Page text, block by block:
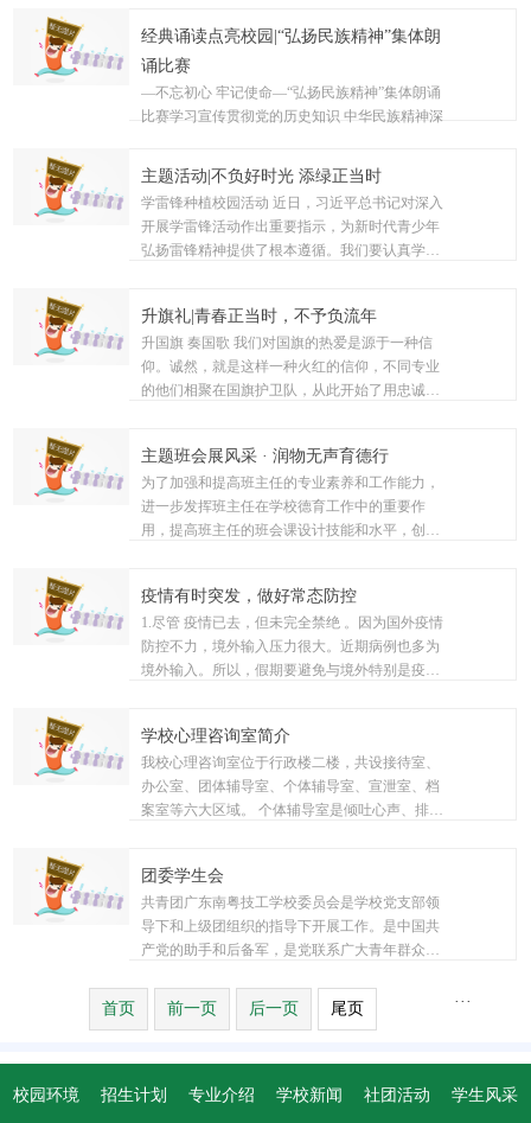
盗窃利用这种盗窃手段实施盗窃的案发地大多在
学生宿舍，作案分子利用门未锁而溜进室内进行
盗窃。在室内有人的情况下，作案分子如果是陌
生人，则会以找人或推销商品等借口来掩盖自己
的...
经典诵读点亮校园|“弘扬民族精神”集体朗
诵比赛
—不忘初心 牢记使命—“弘扬民族精神”集体朗诵
比赛学习宣传贯彻党的历史知识 中华民族精神深
共同生活的精神纽带,是支撑中华民族生存的精神
支柱,是推动中华民族走向繁荣强大的精神动力。
为弘扬传统文化激发广大学生...
2023-03
主题活动|不负好时光 添绿正当时
学雷锋种植校园活动 近日，习近平总书记对深入
开展学雷锋活动作出重要指示，为新时代青少年
弘扬雷锋精神提供了根本遵循。我们要认真学习
常、化作经常，让雷锋精神绽放更加璀璨的光
芒，为全面建设社会主义现代化国家...
升旗礼|青春正当时，不予负流年
升国旗 奏国歌 我们对国旗的热爱是源于一种信
仰。诚然，就是这样一种火红的信仰，不同专业
的他们相聚在国旗护卫队，从此开始了用忠诚和
天国旗下讲话的题目是：爱护环境，美化校园。
他说“...
主题班会展风采 · 润物无声育德行
为了加强和提高班主任的专业素养和工作能力，
进一步发挥班主任在学校德育工作中的重要作
用，提高班主任的班会课设计技能和水平，创新
下午，我校学生服务与发展处组织开展安全教育
主题班会公开课活动，本次公开课...
2023-03
疫情有时突发，做好常态防控
1.尽管 疫情已去，但未完全禁绝 。因为国外疫情
防控不力，境外输入压力很大。近期病例也多为
境外输入。所以，假期要避免与境外特别是疫情
学校心理咨询室简介
我校心理咨询室位于行政楼二楼，共设接待室、
办公室、团体辅导室、个体辅导室、宣泄室、档
案室等六大区域。 个体辅导室是倾吐心声、排解
2021-05
团委学生会
共青团广东南粤技工学校委员会是学校党支部领
导下和上级团组织的指导下开展工作。是中国共
产党的助手和后备军，是党联系广大青年群众的
06
首页 前一页 ···
后一页 尾页
校园环境 招生计划 专业介绍 学校新闻 社团活动 学生风采